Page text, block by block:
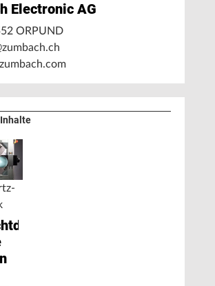
Electronic AG
ORPUND